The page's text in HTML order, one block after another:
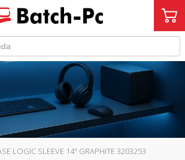
LOGIC SLEEVE 14" GRAPHITE 3203253